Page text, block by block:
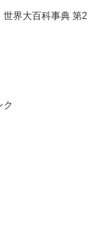
界大百科事典 第2
ク